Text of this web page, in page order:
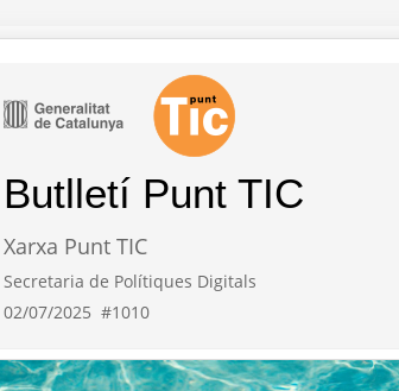
Butlletí Punt TIC
Xarxa Punt TIC
Secretaria de Polítiques Digitals
02/07/2025 #1010